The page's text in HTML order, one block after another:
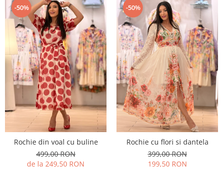
-50%
Rochie din voal cu buline
499,00 RON
de la 249,50 RON
-50%
Rochie cu flori si dantela
399,00 RON
199,50 RON